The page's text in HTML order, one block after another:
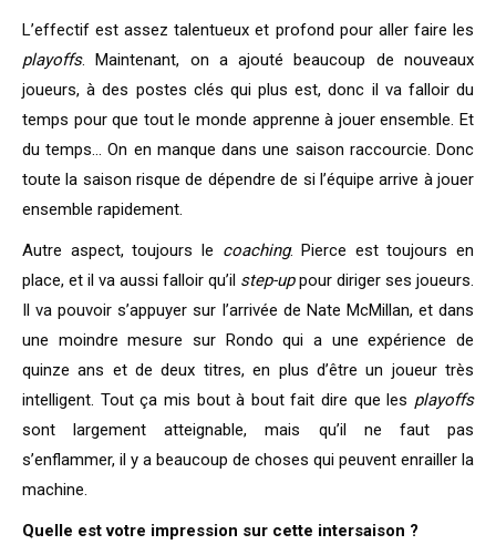
L’effectif est assez talentueux et profond pour aller faire les
playoffs. Maintenant, on a ajouté beaucoup de nouveaux
joueurs, à des postes clés qui plus est, donc il va falloir du
temps pour que tout le monde apprenne à jouer ensemble. Et
du temps… On en manque dans une saison raccourcie. Donc
toute la saison risque de dépendre de si l’équipe arrive à jouer
ensemble rapidement.
Autre aspect, toujours le coaching. Pierce est toujours en
place, et il va aussi falloir qu’il step-uppour diriger ses joueurs.
Il va pouvoir s’appuyer sur l’arrivée de Nate McMillan, et dans
une moindre mesure sur Rondo qui a une expérience de
quinze ans et de deux titres, en plus d’être un joueur très
intelligent. Tout ça mis bout à bout fait dire que les playoffs
sont largement atteignable, mais qu’il ne faut pas
s’enflammer, il y a beaucoup de choses qui peuvent enrailler la
machine.
Quelle est votre impression sur cette intersaison ?